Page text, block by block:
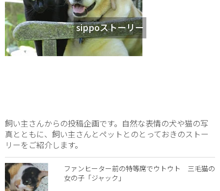
sippoストーリー
飼い主さんからの投稿企画です。自然な表情の犬や猫の写
真とともに、飼い主さんとペットとのとっておきのストー
リーをご紹介します。
ファンヒーター前の特等席でウトウト 三毛猫の
女の子「ジャック」